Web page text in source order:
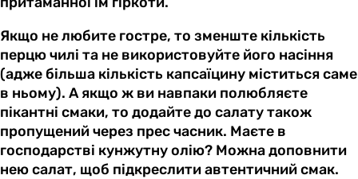
Якщо не любите гостре, то зменште кількість
перцю чилі та не використовуйте його насіння
(адже більша кількість капсаїцину міститься саме
в ньому). А якщо ж ви навпаки полюбляєте
пікантні смаки, то додайте до салату також
пропущений через прес часник. Маєте в
господарстві кунжутну олію? Можна доповнити
нею салат, щоб підкреслити автентичний смак.